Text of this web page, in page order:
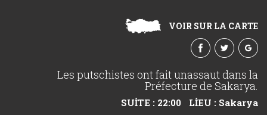
VOIR SUR LA CARTE
Les putschistes ont fait unassaut dans la
Préfecture de Sakarya.
SUİTE : 22:00
LİEU : Sakarya